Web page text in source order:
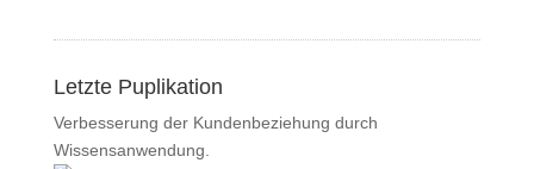
Letzte Puplikation
Verbesserung der Kundenbeziehung durch
Wissensanwendung.